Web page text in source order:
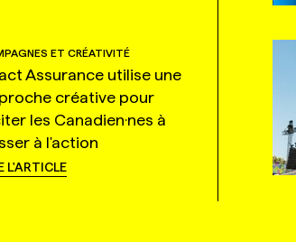
ET CRÉATIVITÉ
Assurance utilise une
créative pour
les Canadien·nes à
à l'action
L'ARTICLE